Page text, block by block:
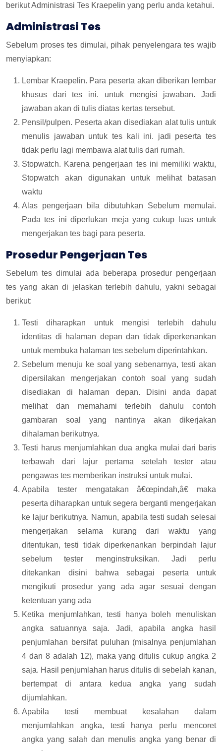
berikut Administrasi Tes Kraepelin yang perlu anda ketahui.
Administrasi Tes
Sebelum proses tes dimulai, pihak penyelengara tes wajib
menyiapkan:
Lembar Kraepelin. Para peserta akan diberikan lembar
khusus dari tes ini. untuk mengisi jawaban. Jadi
jawaban akan di tulis diatas kertas tersebut.
Pensil/pulpen. Peserta akan disediakan alat tulis untuk
menulis jawaban untuk tes kali ini. jadi peserta tes
tidak perlu lagi membawa alat tulis dari rumah.
Stopwatch. Karena pengerjaan tes ini memiliki waktu,
Stopwatch akan digunakan untuk melihat batasan
waktu
Alas pengerjaan bila dibutuhkan Sebelum memulai.
Pada tes ini diperlukan meja yang cukup luas untuk
mengerjakan tes bagi para peserta.
Prosedur Pengerjaan Tes
Sebelum tes dimulai ada beberapa prosedur pengerjaan
tes yang akan di jelaskan terlebih dahulu, yakni sebagai
berikut:
Testi diharapkan untuk mengisi terlebih dahulu
identitas di halaman depan dan tidak diperkenankan
untuk membuka halaman tes sebelum diperintahkan.
Sebelum menuju ke soal yang sebenarnya, testi akan
dipersilakan mengerjakan contoh soal yang sudah
disediakan di halaman depan. Disini anda dapat
melihat dan memahami terlebih dahulu contoh
gambaran soal yang nantinya akan dikerjakan
dihalaman berikutnya.
Testi harus menjumlahkan dua angka mulai dari baris
terbawah dari lajur pertama setelah tester atau
pengawas tes memberikan instruksi untuk mulai.
Apabila tester mengatakan â€œpindah,â€ maka
peserta diharapkan untuk segera berganti mengerjakan
ke lajur berikutnya. Namun, apabila testi sudah selesai
mengerjakan selama kurang dari waktu yang
ditentukan, testi tidak diperkenankan berpindah lajur
sebelum tester menginstruksikan. Jadi perlu
ditekankan disini bahwa sebagai peserta untuk
mengikuti prosedur yang ada agar sesuai dengan
ketentuan yang ada
Ketika menjumlahkan, testi hanya boleh menuliskan
angka satuannya saja. Jadi, apabila angka hasil
penjumlahan bersifat puluhan (misalnya penjumlahan
4 dan 8 adalah 12), maka yang ditulis cukup angka 2
saja. Hasil penjumlahan harus ditulis di sebelah kanan,
bertempat di antara kedua angka yang sudah
dijumlahkan.
Apabila testi membuat kesalahan dalam
menjumlahkan angka, testi hanya perlu mencoret
angka yang salah dan menulis angka yang benar di